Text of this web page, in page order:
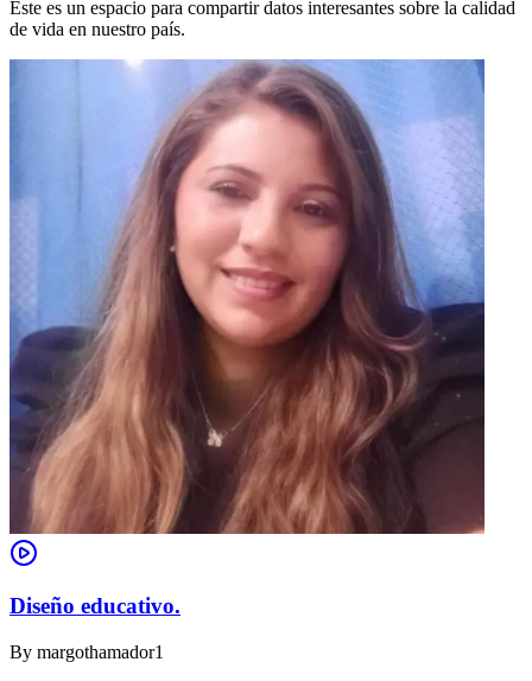
Este es un espacio para compartir datos interesantes sobre la calidad
de vida en nuestro país.
Diseño educativo.
By margothamador1